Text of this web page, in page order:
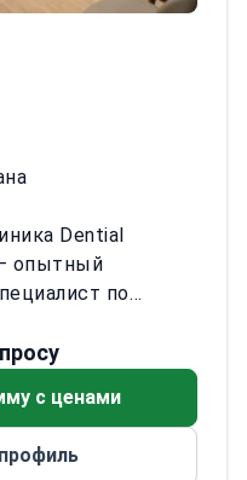
Dential
опытный
по
точной
методами и
Он принимает
с ценами